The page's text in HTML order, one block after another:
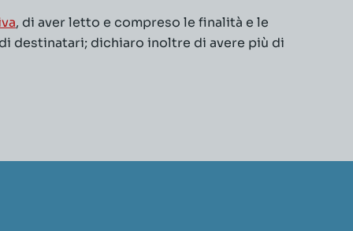
, di aver letto e compreso le finalità e le
destinatari; dichiaro inoltre di avere più di